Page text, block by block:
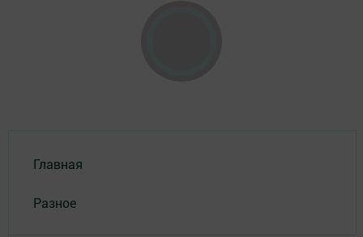
Главная
Разное